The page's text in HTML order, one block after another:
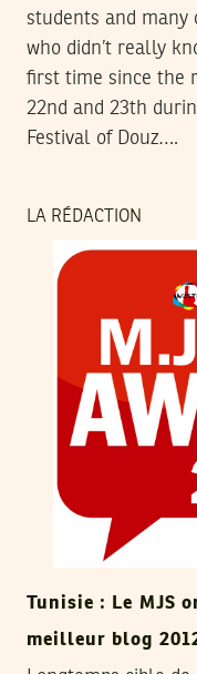
students and many
who didn’t really
first time since the
22nd and 23th
Festival of Douz….
LA RÉDACTION
Tunisie : Le MJS
meilleur blog